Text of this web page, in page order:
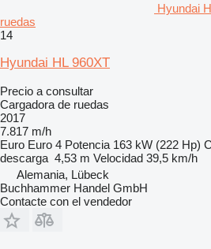
Hyundai
ruedas
14
Hyundai HL 960XT
Precio a consultar
Cargadora de ruedas
2017
7.817 m/h
Euro Euro 4 Potencia 163 kW (222 Hp)
descarga 4,53 m Velocidad 39,5 km/h
Alemania, Lübeck
Buchhammer Handel GmbH
Contacte con el vendedor